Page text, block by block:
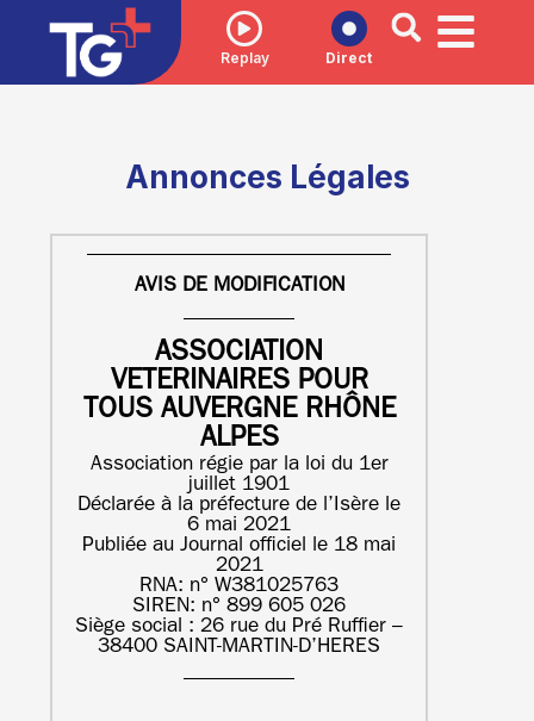
Replay Direct
Annonces Légales
AVIS DE MODIFICATION
ASSOCIATION
VETERINAIRES POUR
TOUS AUVERGNE RHÔNE
ALPES
Association régie par la loi du 1er
juillet 1901
Déclarée à la préfecture de l’Isère le
6 mai 2021
Publiée au Journal officiel le 18 mai
2021
RNA: n° W381025763
SIREN: n° 899 605 026
Siège social : 26 rue du Pré Ruffier –
38400 SAINT-MARTIN-D’HERES